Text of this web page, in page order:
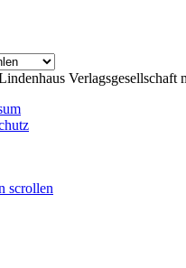
Verlagsgesellschaft
scrollen